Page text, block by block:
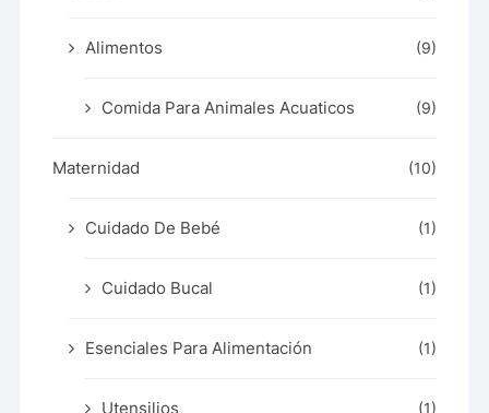
Alimentos (9)
Comida Para Animales Acuaticos (9)
Maternidad (10)
Cuidado De Bebé (1)
Cuidado Bucal (1)
Esenciales Para Alimentación (1)
Utensilios (1)